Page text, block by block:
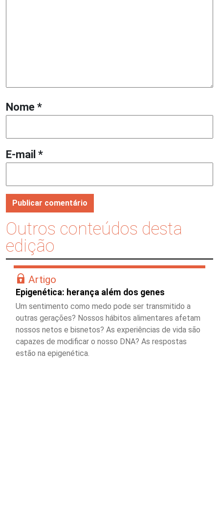
Nome *
E-mail *
Outros conteúdos desta
edição
Artigo
Epigenética: herança além dos genes
Um sentimento como medo pode ser transmitido a
outras gerações? Nossos hábitos alimentares afetam
nossos netos e bisnetos? As experiências de vida são
capazes de modificar o nosso DNA? As respostas
estão na epigenética.